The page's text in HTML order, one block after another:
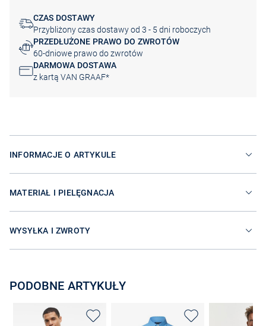
CZAS DOSTAWY
Przybliżony czas dostawy od 3 - 5 dni roboczych
PRZEDŁUŻONE PRAWO DO ZWROTÓW
60-dniowe prawo do zwrotów
DARMOWA DOSTAWA
z kartą VAN GRAAF*
INFORMACJE O ARTYKULE
MATERIAŁ I PIELĘGNACJA
WYSYŁKA I ZWROTY
PODOBNE ARTYKUŁY